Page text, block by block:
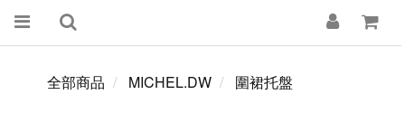
全部商品 MICHEL.DW 圍裙托盤